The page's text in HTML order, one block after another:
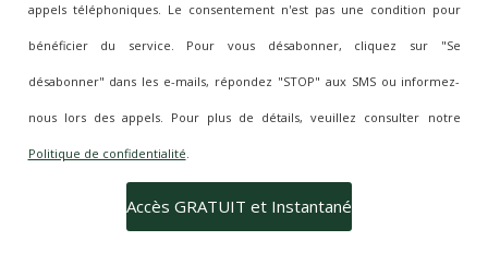
appels téléphoniques. Le consentement n'est pas une condition pour
bénéficier du service. Pour vous désabonner, cliquez sur "Se
désabonner" dans les e-mails, répondez "STOP" aux SMS ou informez-
nous lors des appels. Pour plus de détails, veuillez consulter notre
Politique de confidentialité.